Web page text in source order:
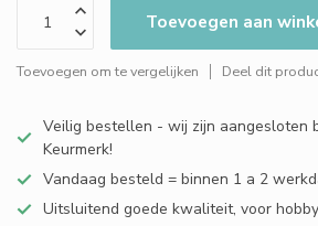
Toevoegen aan
Toevoegen om te vergelijken Deel dit
Veilig bestellen - wij zijn aangesloten
Keurmerk!
Vandaag besteld = binnen 1 a 2
Uitsluitend goede kwaliteit, voor